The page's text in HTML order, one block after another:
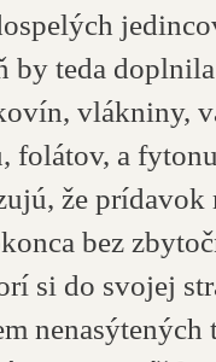
by teda
vlákniny,
folátov, a
že
bez
si do svojej